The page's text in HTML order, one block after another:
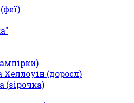
(доросл)
(зірочка)